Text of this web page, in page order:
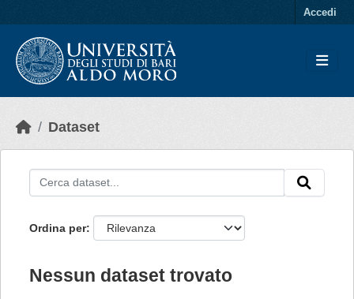
Accedi
Dataset
Ordina per
Nessun dataset trovato